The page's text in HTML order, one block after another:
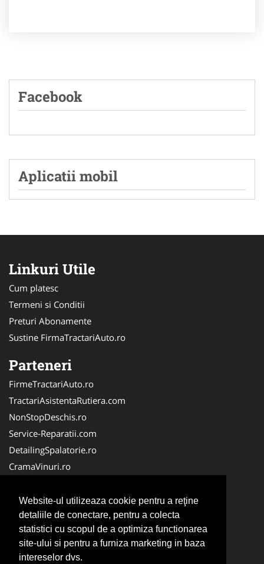
Website-ul utilizeaza cookie pentru a reţine
detaliile de conectare, pentru a colecta
statistici cu scopul de a optimiza functionarea
site-ului si pentru a furniza marketing in baza
intereselor dvs.
Facebook
Aplicatii mobil
Linkuri Utile
Cum platesc
Termeni si Conditii
Preturi Abonamente
Sustine FirmaTractariAuto.ro
Parteneri
FirmeTractariAuto.ro
TractariAsistentaRutiera.com
NonStopDeschis.ro
Service-Reparatii.com
DetailingSpalatorie.ro
CramaVinuri.ro
FirmaPieseAuto.ro
Anvelope-Sh.com
CentruInchirieri.ro
CuratareHota.com